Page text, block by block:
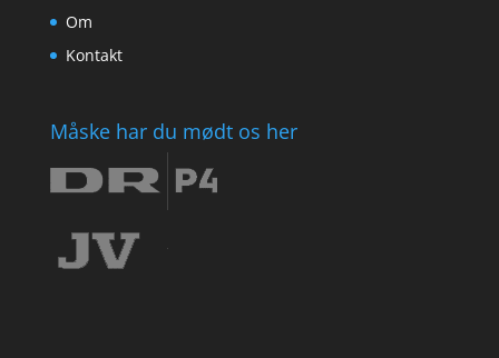
Om
Kontakt
Måske har du mødt os her